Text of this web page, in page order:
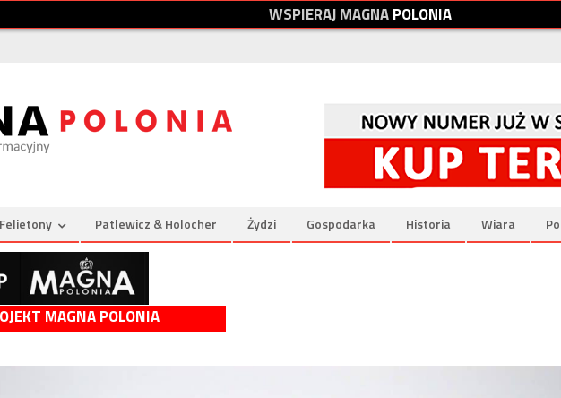
WSPIERAJMAGNAPOLONIA
Felietony Patlewicz & Holocher Żydzi Gospodarka Historia Wiara
MAGNA POLONIA